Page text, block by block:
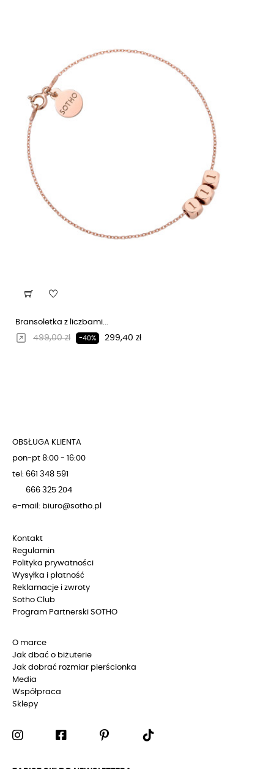
Bransoletka z liczbami...
Regularna cena
499,00 zł -40% Cena
299,40 zł
OBSŁUGA KLIENTA
pon-pt 8:00 - 16:00
tel: 661 348 591
666 325 204
e-mail: biuro@sotho.pl
Kontakt
Regulamin
Polityka prywatności
Wysyłka i płatność
Reklamacje i zwroty
Sotho Club
Program Partnerski SOTHO
O marce
Jak dbać o biżuterie
Jak dobrać rozmiar pierścionka
Media
Współpraca
Sklepy